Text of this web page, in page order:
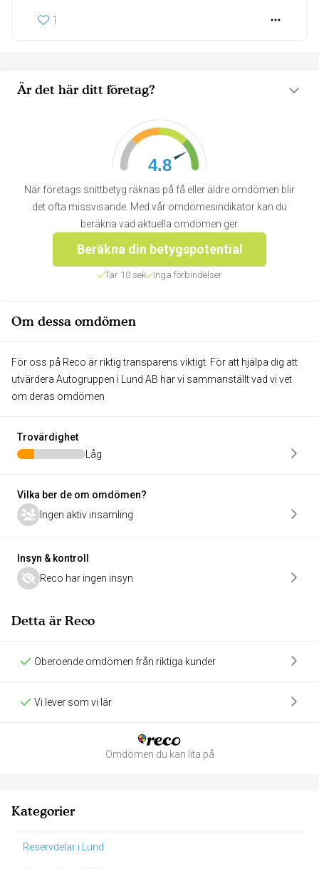
Är det här ditt företag?
4.8
När företags snittbetyg räknas på få eller äldre omdömen blir
det ofta missvisande. Med vår omdömesindikator kan du
beräkna vad aktuella omdömen ger.
Beräkna din betygspotential
Tar 10 sek Inga förbindelser
Om dessa omdömen
För oss på Reco är riktig transparens viktigt. För att hjälpa dig att
utvärdera Autogruppen i Lund AB har vi sammanställt vad vi vet
om deras omdömen
Trovärdighet
Låg
Vilka ber de om omdömen?
Ingen aktiv insamling
Insyn & kontroll
Reco har ingen insyn
Detta är Reco
Oberoende omdömen från riktiga kunder
Vi lever som vi lär
Omdömen du kan lita på
1
Kategorier
Reservdelar i Lund